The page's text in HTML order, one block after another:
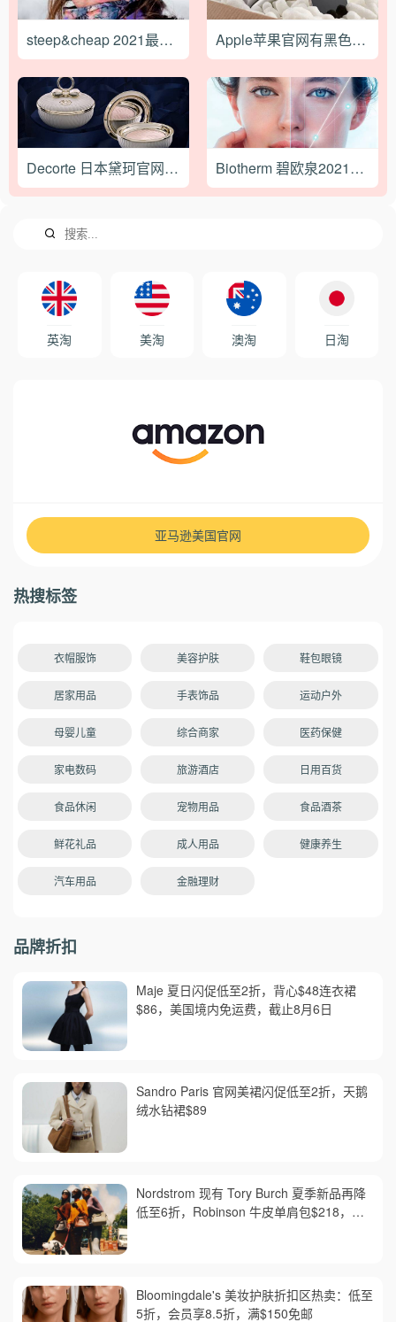
steep&cheap 2021最新海淘攻略 Apple苹果官网有黑色星期五促销吗？Apple 黑五折扣商家汇总！
Decorte 日本黛珂官网2021-更新版-海淘攻略教程 Biotherm 碧欧泉2021最新海淘攻略
英淘 美淘 澳淘 日淘
亚马逊美国官网
热搜标签
衣帽服饰 美容护肤 鞋包眼镜
居家用品 手表饰品 运动户外
母婴儿童 综合商家 医药保健
家电数码 旅游酒店 日用百货
食品休闲 宠物用品 食品酒茶
鲜花礼品 成人用品 健康养生
汽车用品 金融理财
品牌折扣
Maje 夏日闪促低至2折，背心$48连衣裙
$86，美国境内免运费，截止8月6日
Sandro Paris 官网美裙闪促低至2折，天鹅
绒水钻裙$89
Nordstrom 现有 Tory Burch 夏季新品再降
低至6折，Robinson 牛皮单肩包$218，买
Bloomingdale's 美妆护肤折扣区热卖：低至
5折，会员享8.5折，满$150免邮